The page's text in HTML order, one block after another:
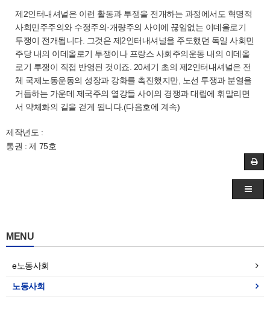
제2인터내셔널은 이런 활동과 투쟁을 전개하는 과정에서도 혁명적
사회민주주의와 수정주의·개량주의 사이에 끊임없는 이데올로기
투쟁이 전개됩니다. 그것은 제2인터내셔널을 주도했던 독일 사회민
주당 내의 이데올로기 투쟁이나 프랑스 사회주의운동 내의 이데올
로기 투쟁이 직접 반영된 것이죠. 20세기 초의 제2인터내셔널은 전
체 국제노동운동의 성장과 강화를 촉진했지만, 노선 투쟁과 분열을
거듭하는 가운데 제국주의 열강들 사이의 경쟁과 대립에 휘말리면
서 약체화의 길을 걷게 됩니다.(다음호에 계속)
제작년도 :
통권 : 제 75호
MENU
e노동사회
노동사회